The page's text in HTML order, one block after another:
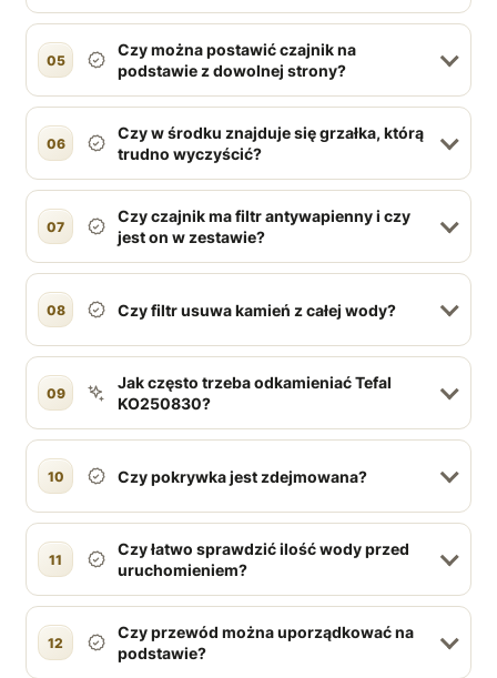
05
Czy można postawić czajnik na
podstawie z dowolnej strony?
06
Czy w środku znajduje się grzałka, którą
trudno wyczyścić?
07
Czy czajnik ma filtr antywapienny i czy
jest on w zestawie?
08 Czy filtr usuwa kamień z całej wody?
09
Jak często trzeba odkamieniać Tefal
KO250830?
10 Czy pokrywka jest zdejmowana?
11
Czy łatwo sprawdzić ilość wody przed
uruchomieniem?
12
Czy przewód można uporządkować na
podstawie?